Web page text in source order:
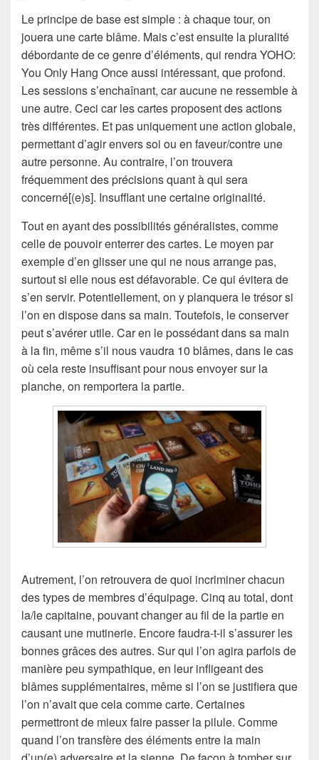
Le principe de base est simple : à chaque tour, on
jouera une carte blâme. Mais c’est ensuite la pluralité
débordante de ce genre d’éléments, qui rendra YOHO:
You Only Hang Once aussi intéressant, que profond.
Les sessions s’enchaînant, car aucune ne ressemble à
une autre. Ceci car les cartes proposent des actions
très différentes. Et pas uniquement une action globale,
permettant d’agir envers soi ou en faveur/contre une
autre personne. Au contraire, l’on trouvera
fréquemment des précisions quant à qui sera
concerné[(e)s]. Insufflant une certaine originalité.
Tout en ayant des possibilités généralistes, comme
celle de pouvoir enterrer des cartes. Le moyen par
exemple d’en glisser une qui ne nous arrange pas,
surtout si elle nous est défavorable. Ce qui évitera de
s’en servir. Potentiellement, on y planquera le trésor si
l’on en dispose dans sa main. Toutefois, le conserver
peut s’avérer utile. Car en le possédant dans sa main
à la fin, même s’il nous vaudra 10 blâmes, dans le cas
où cela reste insuffisant pour nous envoyer sur la
planche, on remportera la partie.
Autrement, l’on retrouvera de quoi incriminer chacun
des types de membres d’équipage. Cinq au total, dont
la/le capitaine, pouvant changer au fil de la partie en
causant une mutinerie. Encore faudra-t-il s’assurer les
bonnes grâces des autres. Sur qui l’on agira parfois de
manière peu sympathique, en leur infligeant des
blâmes supplémentaires, même si l’on se justifiera que
l’on n’avait que cela comme carte. Certaines
permettront de mieux faire passer la pilule. Comme
quand l’on transfère des éléments entre la main